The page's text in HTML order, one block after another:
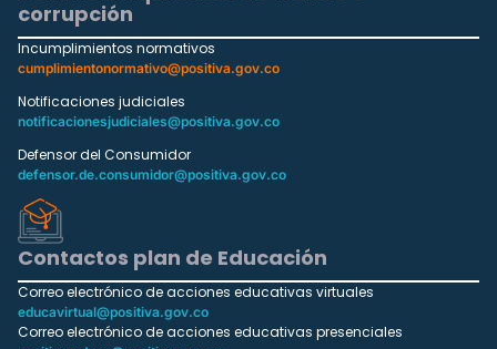
corrupción
Incumplimientos normativos
cumplimientonormativo@positiva.gov.co
Notificaciones judiciales
notificacionesjudiciales@positiva.gov.co
Defensor del Consumidor
defensor.de.consumidor@positiva.gov.co
Contactos plan de Educación
Correo electrónico de acciones educativas virtuales
educavirtual@positiva.gov.co
Correo electrónico de acciones educativas presenciales